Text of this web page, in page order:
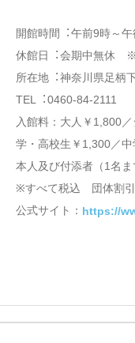
開館時間︓午前9時～
休館⽇︓会期中無休 ※
所在地︓神奈川県⾜柄
TEL︓0460-84-2111
入館料：大人￥1,800
学・高校生￥1,300／
本人及び付添者（1名
※すべて税込 団体割引
公式サイト： https://